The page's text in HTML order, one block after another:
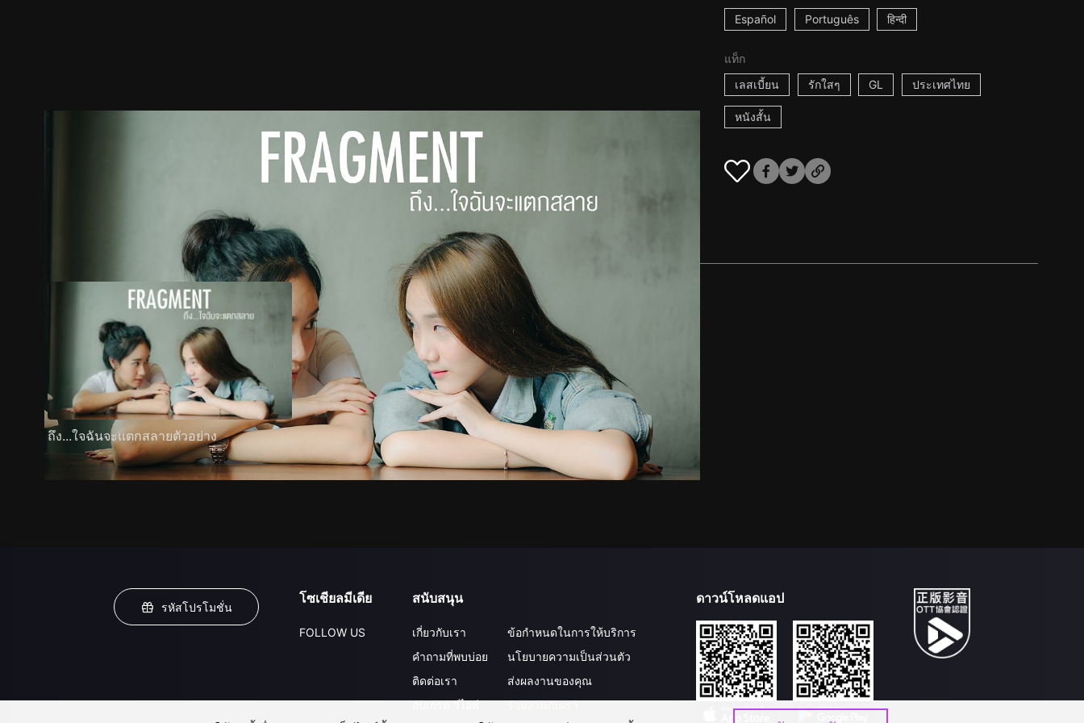
Español Português हिन्दी
แท็ก
เลสเบี้ยน
รักใสๆ GL ประเทศไทย
หนังสั้น
เนื้อหาที่แนะนำ รายละเอียด
ถึง...ใจฉันจะแตกสลายตัวอย่าง
รหัสโปรโมชั่น
โซเชียลมีเดีย
FOLLOW US
สนับสนุน
เกี่ยวกับเรา
คำถามที่พบบ่อย
ติดต่อเรา
อัปเกรด วีไอพี
ข้อกำหนดในการให้บริการ
นโยบายความเป็นส่วนตัว
ส่งผลงานของคุณ
ร่วมงานกับเรา
ดาวน์โหลดแอป